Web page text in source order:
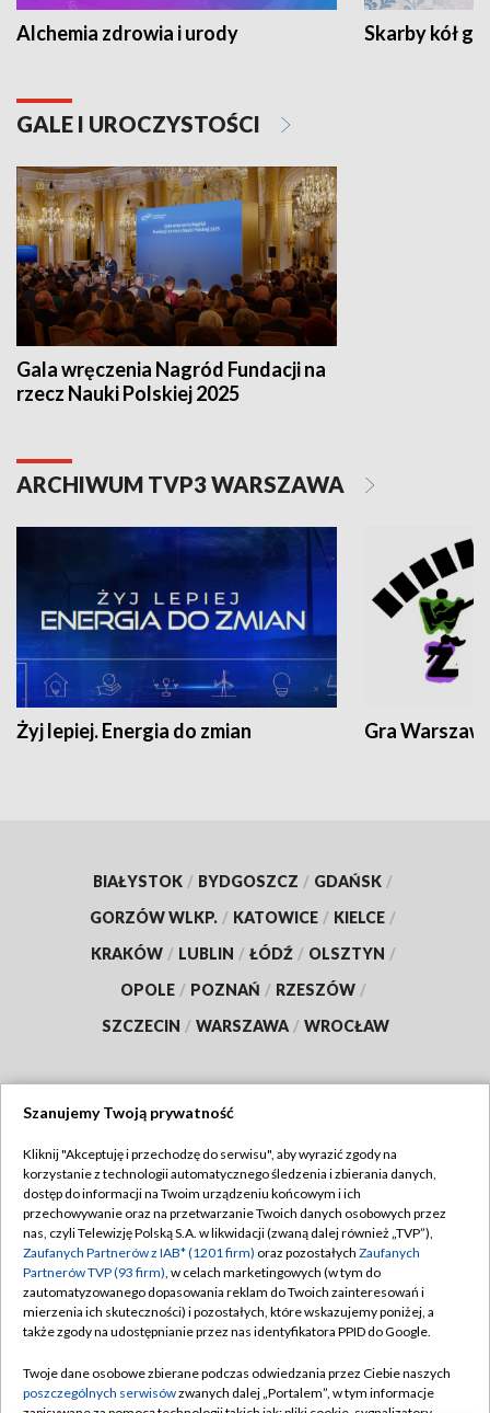
Alchemia zdrowia i urody Skarby kół
GALE I UROCZYSTOŚCI
Gala wręczenia Nagród Fundacji na
rzecz Nauki Polskiej 2025
ARCHIWUM TVP3 WARSZAWA
Żyj lepiej. Energia do zmian Gra
BIAŁYSTOK / BYDGOSZCZ / GDAŃSK /
GORZÓW WLKP. / KATOWICE / KIELCE /
KRAKÓW / LUBLIN / ŁÓDŹ / OLSZTYN /
OPOLE / POZNAŃ / RZESZÓW /
SZCZECIN / WARSZAWA / WROCŁAW
TVP
Abonament TVP
Emisja w TVP
Centrum informacji TVP
Naziemna Telewizja Cyfrowa
Rada Programowa
Regulamin TVP
Polityka prywatności
Moje zgody
Pomoc
Kontakt
Szanujemy Twoją prywatność
Kliknij "Akceptuję i przechodzę do serwisu", aby wyrazić zgody na
korzystanie z technologii automatycznego śledzenia i zbierania danych,
dostęp do informacji na Twoim urządzeniu końcowym i ich
przechowywanie oraz na przetwarzanie Twoich danych osobowych przez
nas, czyli Telewizję Polską S.A. w likwidacji (zwaną dalej również „TVP”),
Zaufanych Partnerów z IAB* (1201 firm) oraz pozostałych Zaufanych
Partnerów TVP (93 firm), w celach marketingowych (w tym do
zautomatyzowanego dopasowania reklam do Twoich zainteresowań i
mierzenia ich skuteczności) i pozostałych, które wskazujemy poniżej, a
także zgody na udostępnianie przez nas identyfikatora PPID do Google.
Twoje dane osobowe zbierane podczas odwiedzania przez Ciebie naszych
poszczególnych serwisówzwanych dalej „Portalem”, w tym informacje